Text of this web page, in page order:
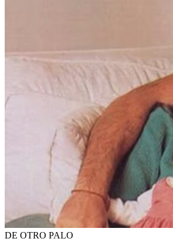
DE OTRO PALO